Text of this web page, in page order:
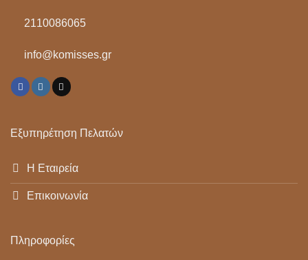
Εξυπηρέτηση Πελατών
Η Εταιρεία
Επικοινωνία
Πληροφορίες
2110086065
info@komisses.gr